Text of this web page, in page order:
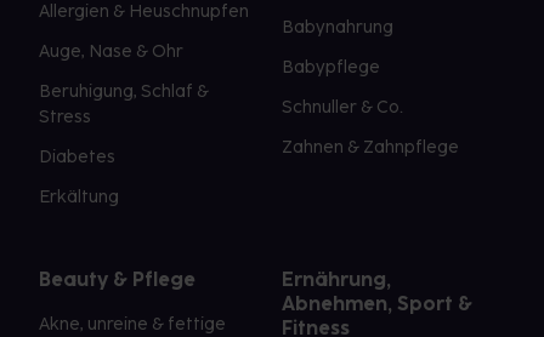
Allergien & Heuschnupfen
Auge, Nase & Ohr
Beruhigung, Schlaf &
Stress
Diabetes
Erkältung
Babynahrung
Babypflege
Schnuller & Co.
Zahnen & Zahnpflege
Beauty & Pflege
Akne, unreine & fettige
Ernährung,
Abnehmen, Sport &
Fitness